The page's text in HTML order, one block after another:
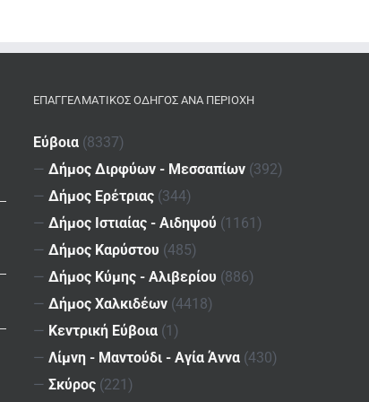
ΕΠΑΓΓΕΛΜΑΤΙΚΌΣ ΟΔΗΓΌΣ ΑΝΆ ΠΕΡΙΟΧΉ
Εύβοια (8337)
— Δήμος Διρφύων - Μεσσαπίων (392)
— Δήμος Ερέτριας (344)
— Δήμος Ιστιαίας - Αιδηψού (1161)
— Δήμος Καρύστου (485)
— Δήμος Κύμης - Αλιβερίου (886)
— Δήμος Χαλκιδέων (4418)
— Κεντρική Εύβοια (1)
— Λίμνη - Μαντούδι - Αγία Άννα (430)
— Σκύρος (221)